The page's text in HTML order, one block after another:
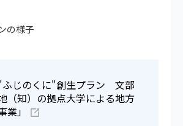
の様子
じのくに"創生プラン 文部
（知）の拠点大学による地方
業」